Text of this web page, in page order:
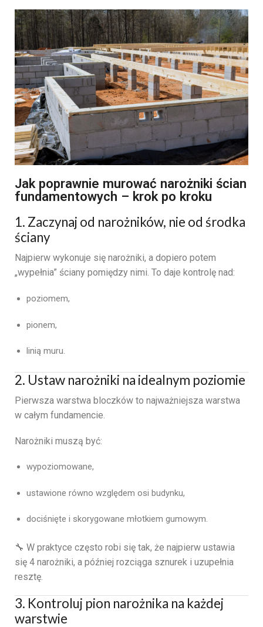
Jak poprawnie murować narożniki ścian
fundamentowych – krok po kroku
1. Zaczynaj od narożników, nie od środka
ściany
Najpierw wykonuje się narożniki, a dopiero potem
„wypełnia” ściany pomiędzy nimi. To daje kontrolę nad:
poziomem,
pionem,
linią muru.
2. Ustaw narożniki na idealnym poziomie
Pierwsza warstwa bloczków to najważniejsza warstwa
w całym fundamencie.
Narożniki muszą być:
wypoziomowane,
ustawione równo względem osi budynku,
dociśnięte i skorygowane młotkiem gumowym.
🔧 W praktyce często robi się tak, że najpierw ustawia
się 4 narożniki, a później rozciąga sznurek i uzupełnia
resztę.
3. Kontroluj pion narożnika na każdej
warstwie